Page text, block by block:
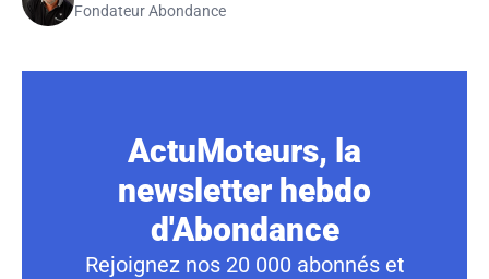
Fondateur Abondance
ActuMoteurs, la
newsletter hebdo
d'Abondance
Rejoignez nos 20 000 abonnés et